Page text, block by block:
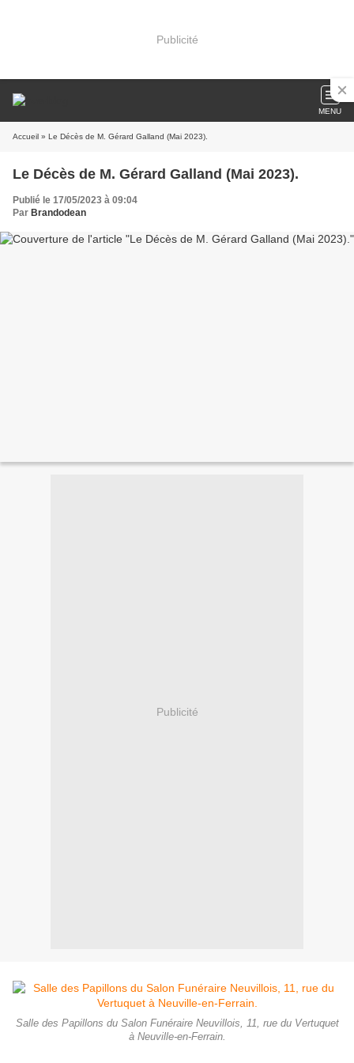
Publicité
MENU
Accueil » Le Décès de M. Gérard Galland (Mai 2023).
Le Décès de M. Gérard Galland (Mai 2023).
Publié le 17/05/2023 à 09:04
Par Brandodean
Publicité
Salle des Papillons du Salon Funéraire Neuvillois, 11, rue du Vertuquet
à Neuville-en-Ferrain.